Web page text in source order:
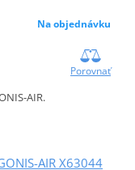
Na objednávku
Porovnať
AIR.
AIR X63044